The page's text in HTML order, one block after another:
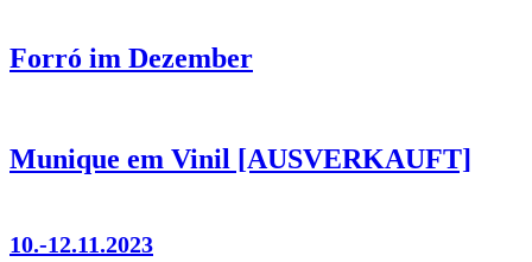
Forró im Dezember
Munique em Vinil [AUSVERKAUFT]
10.-12.11.2023